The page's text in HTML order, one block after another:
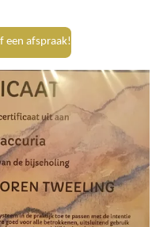
een afspraak!